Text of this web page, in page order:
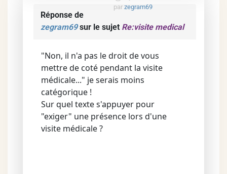
par zegram69
Réponse de
zegram69sur le sujet Re:visite medical
"Non, il n'a pas le droit de vous
mettre de coté pendant la visite
médicale..." je serais moins
catégorique !
Sur quel texte s'appuyer pour
"exiger" une présence lors d'une
visite médicale ?